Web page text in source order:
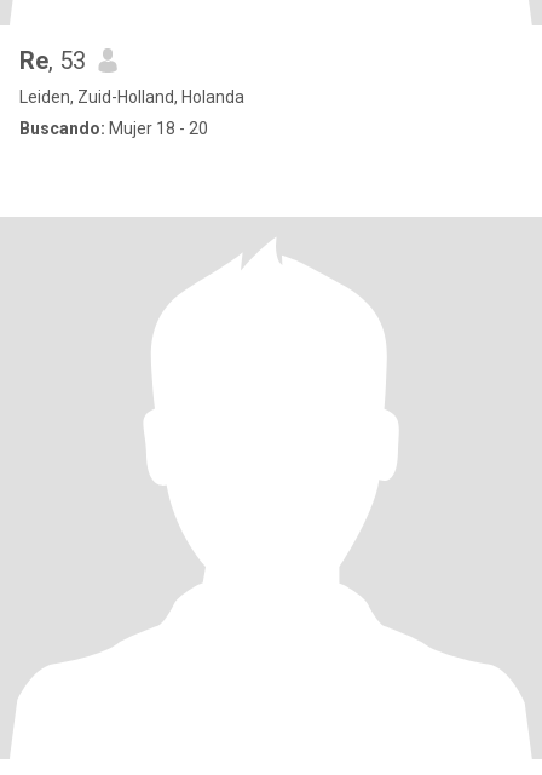
Re, 53
Leiden, Zuid-Holland, Holanda
Buscando: Mujer 18 - 20